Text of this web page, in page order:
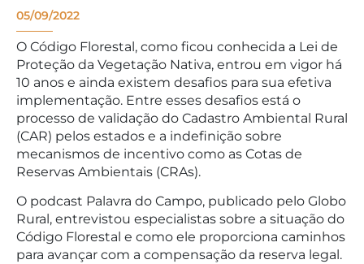
05/09/2022
O Código Florestal, como ficou conhecida a Lei de
Proteção da Vegetação Nativa, entrou em vigor há
10 anos e ainda existem desafios para sua efetiva
implementação. Entre esses desafios está o
processo de validação do Cadastro Ambiental Rural
(CAR) pelos estados e a indefinição sobre
mecanismos de incentivo como as Cotas de
Reservas Ambientais (CRAs).
O podcast Palavra do Campo, publicado pelo Globo
Rural, entrevistou especialistas sobre a situação do
Código Florestal e como ele proporciona caminhos
para avançar com a compensação da reserva legal.